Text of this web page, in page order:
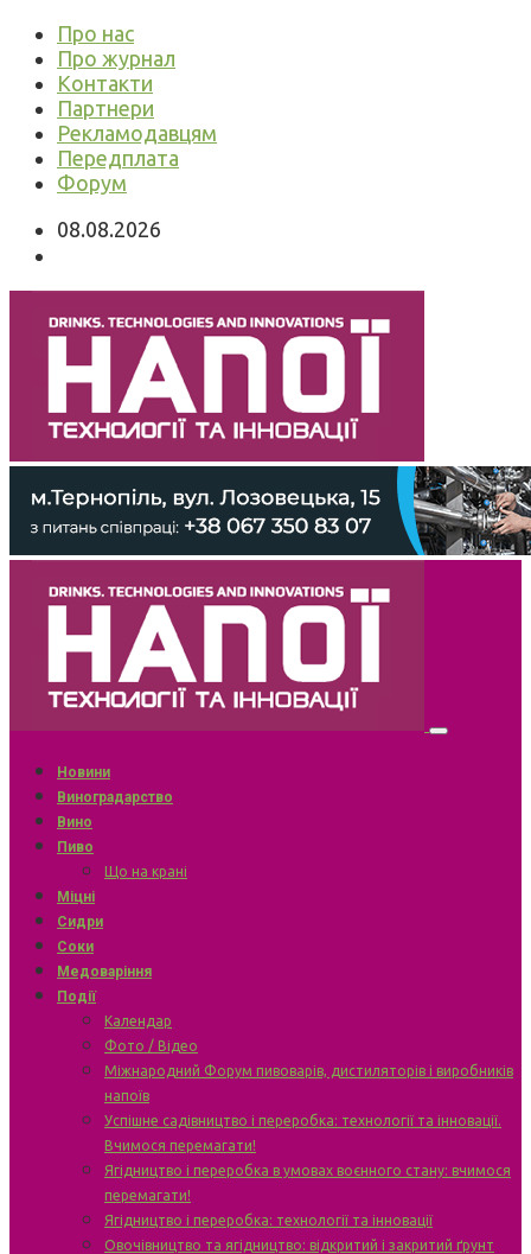
Про нас
Про журнал
Контакти
Партнери
Рекламодавцям
Передплата
Форум
08.08.2026
Новини
Виноградарство
Вино
Пиво
Що на крані
Міцні
Сидри
Соки
Медоваріння
Події
Календар
Фото / Відео
Міжнародний Форум пивоварів, дистиляторів і виробників
напоїв
Успішне садівництво і переробка: технології та інновації.
Вчимося перемагати!
Ягідництво і переробка в умовах воєнного стану: вчимося
перемагати!
Ягідництво і переробка: технології та інновації
Овочівництво та ягідництво: відкритий і закритий ґрунт